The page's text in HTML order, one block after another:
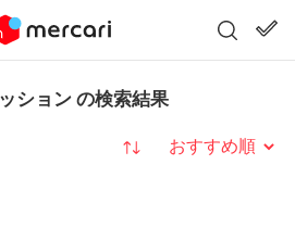
ション の検索結果
並び替え